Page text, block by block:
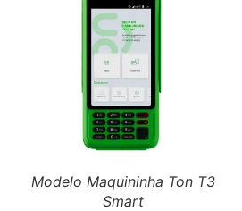
Modelo Maquininha Ton T3
Smart